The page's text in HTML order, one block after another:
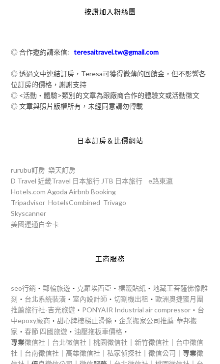
按讚加入粉絲團
◎ 合作邀約請來信:teresaitravel.tw@gmail.com
◎ 透過文中連結訂房，Teresa可獲得微薄的回饋金，但不影響各
位訂房的價格，謝謝支持
◎ <活動‧體驗>類別的文章為跟廠商合作的體驗文或活動徵文
◎ 文章與照片版權所有，未經同意請勿轉載
日本訂房＆比價網站
rurubu訂房 樂天訂房
D Travel 近畿Travel 日本旅行 JTB 日本旅行
e路東瀛
Hotels.com Agoda Airbnb Booking
Tripadvisor HotelsCombined Trivago
Skyscanner
美國運通白金卡
工商服務
seo行銷 ‧郵輪旅遊 ‧ 克羅埃西亞 ‧標籤貼紙 ‧地藏王菩薩佛像雕
刻 ‧ 台北系統裝潢 ‧ 室內設計師 ‧切割機出租 ‧歐洲奧捷蜜月團
推薦旅行社-吉光旅遊 ‧ PONYAIR Industrial air compressor ‧ 台
中epoxy廠商 ‧甜心牌樓梯止滑條 ‧企業搬家公司推薦-華邦搬
家 ‧春節 四國旅遊 ‧ 油壓拖板車價格 ‧
專業徵信社 台北徵信社 ｜桃園徵信社 ｜新竹徵信社
台中徵信
社
台南徵信社 高雄徵信社 ｜私家偵探社 ｜徵信公司 ｜專業徵